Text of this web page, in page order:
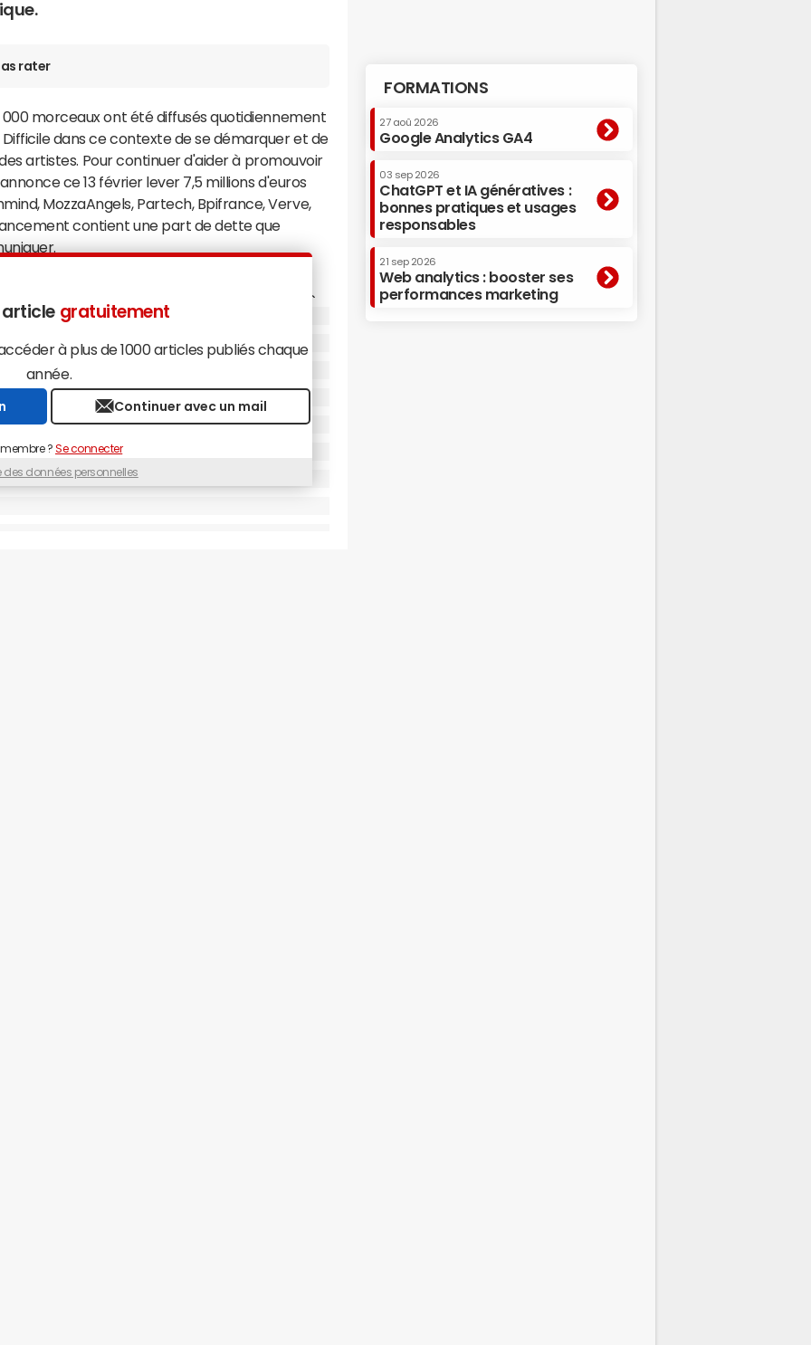
rater
000 morceaux ont été diffusés quotidiennement
Difficile dans ce contexte de se démarquer et de
artistes. Pour continuer d'aider à promouvoir
ce 13 février lever 7,5 millions d'euros
MozzaAngels, Partech, Bpifrance, Verve,
contient une part de dette que
a séduit près de 350 000 artistes
sa plateforme. Pour promouvoir leur musique,
professionnels de la musique appelés
trois catégories. Ceux chargés d'assurer la
(comme le chroniqueur Sale) ou les
Radio). Ceux qui doivent leur trouver des
conseillent les artistes indépendants sur la
leurs morceaux.
article gratuitement
à plus de 1000 articles publiés chaque
année.
Continuer avec un mail
membre ? Se connecter
des données personnelles
FORMATIONS
27 aoû 2026
Google Analytics GA4
03 sep 2026
ChatGPT et IA génératives :
bonnes pratiques et usages
responsables
21 sep 2026
Web analytics : booster ses
performances marketing